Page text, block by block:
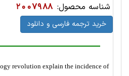
شناسه محصول: 2007988
خرید ترجمه فارسی و دانلود
revolution explain the incidence of